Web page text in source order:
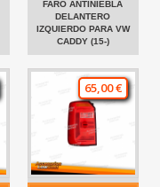
FARO ANTINIEBLA
DELANTERO
IZQUIERDO PARA VW
CADDY (15-)
65,00 €